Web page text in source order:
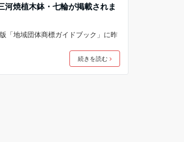
河焼植木鉢・七輪が掲載されま
「地域団体商標ガイドブック」に昨
続きを読む